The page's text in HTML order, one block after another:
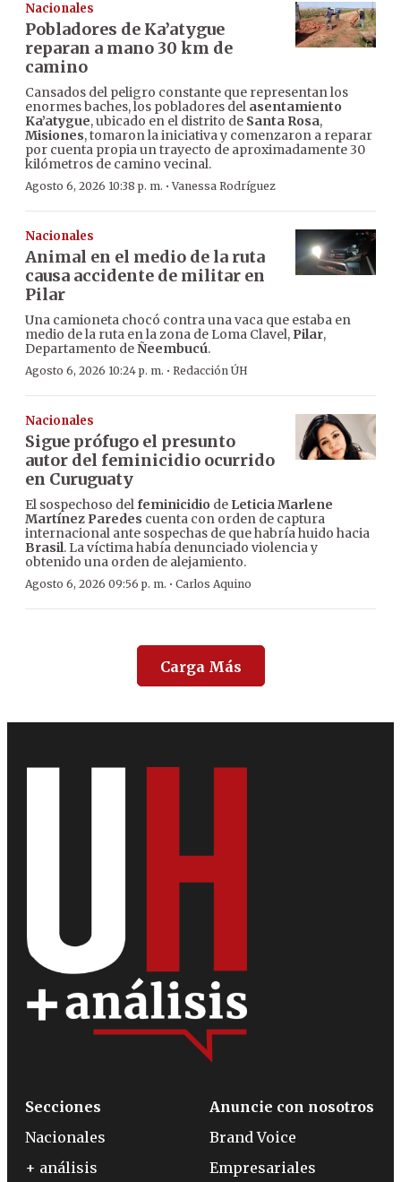
Nacionales
Pobladores de Ka’atygue
reparan a mano 30 km de
camino
Cansados del peligro constante que representan los
enormes baches, los pobladores del asentamiento
Ka’atygue, ubicado en el distrito de Santa Rosa,
Misiones, tomaron la iniciativa y comenzaron a reparar
por cuenta propia un trayecto de aproximadamente 30
kilómetros de camino vecinal.
Agosto 6, 2026 10:38 p. m. ·Vanessa Rodríguez
Nacionales
Animal en el medio de la ruta
causa accidente de militar en
Pilar
Una camioneta chocó contra una vaca que estaba en
medio de la ruta en la zona de Loma Clavel, Pilar,
Departamento deÑeembucú.
Agosto 6, 2026 10:24 p. m. · Redacción ÚH
Nacionales
Sigue prófugo el presunto
autor del feminicidio ocurrido
en Curuguaty
El sospechoso delfeminicidio de Leticia Marlene
Martínez Paredes cuenta con orden de captura
internacional ante sospechas de que habría huido hacia
Brasil. La víctima había denunciado violencia y
obtenido una orden de alejamiento.
Agosto 6, 2026 09:56 p. m. · Carlos Aquino
Carga Más
Secciones
Nacionales
+ análisis
Anuncie con nosotros
Brand Voice
Empresariales